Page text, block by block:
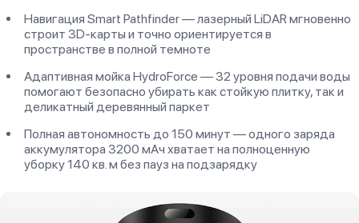
Навигация Smart Pathfinder — лазерный LiDAR мгновенно
строит 3D-карты и точно ориентируется в
пространстве в полной темноте
Адаптивная мойка HydroForce — 32 уровня подачи воды
помогают безопасно убирать как стойкую плитку, так и
деликатный деревянный паркет
Полная автономность до 150 минут — одного заряда
аккумулятора 3200 мАч хватает на полноценную
уборку 140 кв. м без пауз на подзарядку